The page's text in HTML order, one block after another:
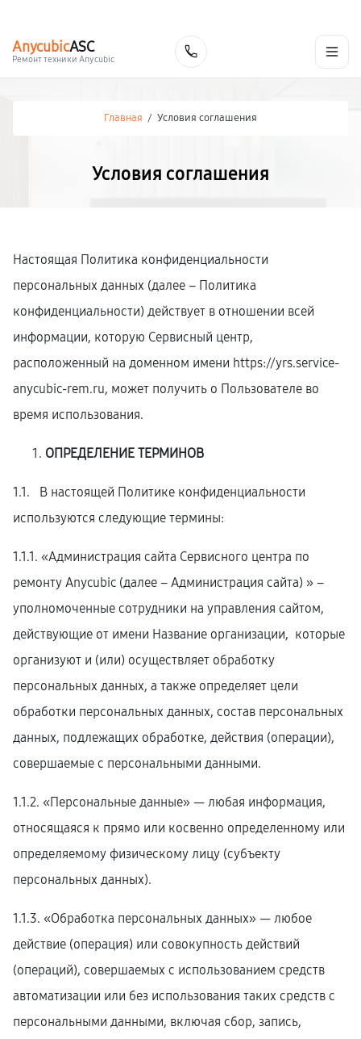
AnycubicASC
Ремонт техники Anycubic
Главная / Условия соглашения
Условия соглашения
Настоящая Политика конфиденциальности
персональных данных (далее – Политика
конфиденциальности) действует в отношении всей
информации, которую Сервисный центр,
расположенный на доменном имени https://yrs.service-
anycubic-rem.ru, может получить о Пользователе во
время использования.
ОПРЕДЕЛЕНИЕ ТЕРМИНОВ
1.1. В настоящей Политике конфиденциальности
используются следующие термины:
1.1.1. «Администрация сайта Сервисного центра по
ремонту Anycubic (далее – Администрация сайта) » –
уполномоченные сотрудники на управления сайтом,
действующие от имени Название организации, которые
организуют и (или) осуществляет обработку
персональных данных, а также определяет цели
обработки персональных данных, состав персональных
данных, подлежащих обработке, действия (операции),
совершаемые с персональными данными.
1.1.2. «Персональные данные» — любая информация,
относящаяся к прямо или косвенно определенному или
определяемому физическому лицу (субъекту
персональных данных).
1.1.3. «Обработка персональных данных» — любое
действие (операция) или совокупность действий
(операций), совершаемых с использованием средств
автоматизации или без использования таких средств с
персональными данными, включая сбор, запись,